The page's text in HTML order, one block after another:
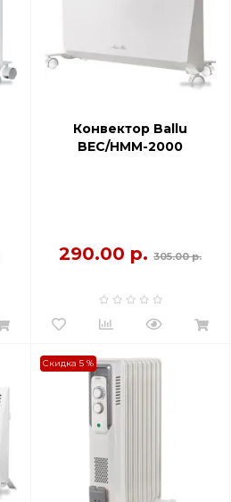
Конвектор Ballu
BEC/HMM-2000
290.00 р. 305.00 р.
Скидка 5 %